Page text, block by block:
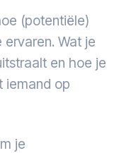
(potentiële)
Wat je
en hoe je
iemand op
je